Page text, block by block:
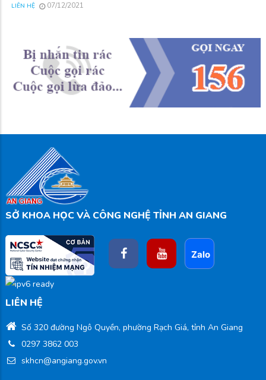
LIÊN HỆ 07/12/2021
SỞ KHOA HỌC VÀ CÔNG NGHỆ TỈNH AN GIANG
LIÊN HỆ
Số 320 đường Ngô Quyền, phường Rạch Giá, tỉnh An Giang
0297 3862 003
skhcn@angiang.gov.vn